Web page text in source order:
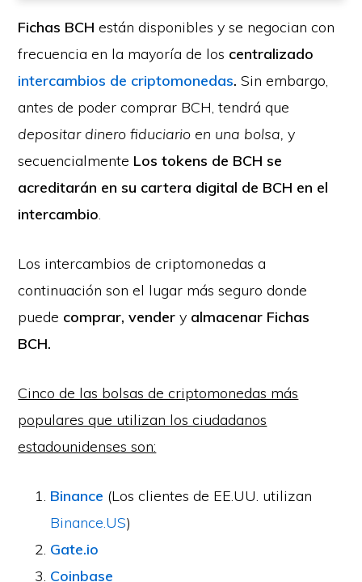
Fichas BCHestán disponibles y se negocian con
frecuencia en la mayoría de los centralizado
intercambios de criptomonedas.Sin embargo,
antes de poder comprar BCH, tendrá que
depositar dinero fiduciario en una bolsa, y
secuencialmente Los tokens de BCH se
acreditarán en su cartera digital de BCH en el
intercambio.
Los intercambios de criptomonedas a
continuación son el lugar más seguro donde
puede comprar, vender y almacenar Fichas
BCH.
Cinco de las bolsas de criptomonedas más
populares que utilizan los ciudadanos
estadounidenses son:
Binance (Los clientes de EE.UU. utilizan
Binance.US)
Gate.io
Coinbase